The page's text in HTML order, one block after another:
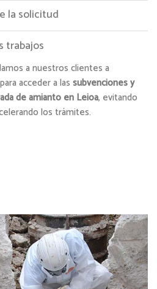
la solicitud
trabajos
a nuestros clientes a
acceder a las subvenciones y
de amianto en Leioa, evitando
los trámites.